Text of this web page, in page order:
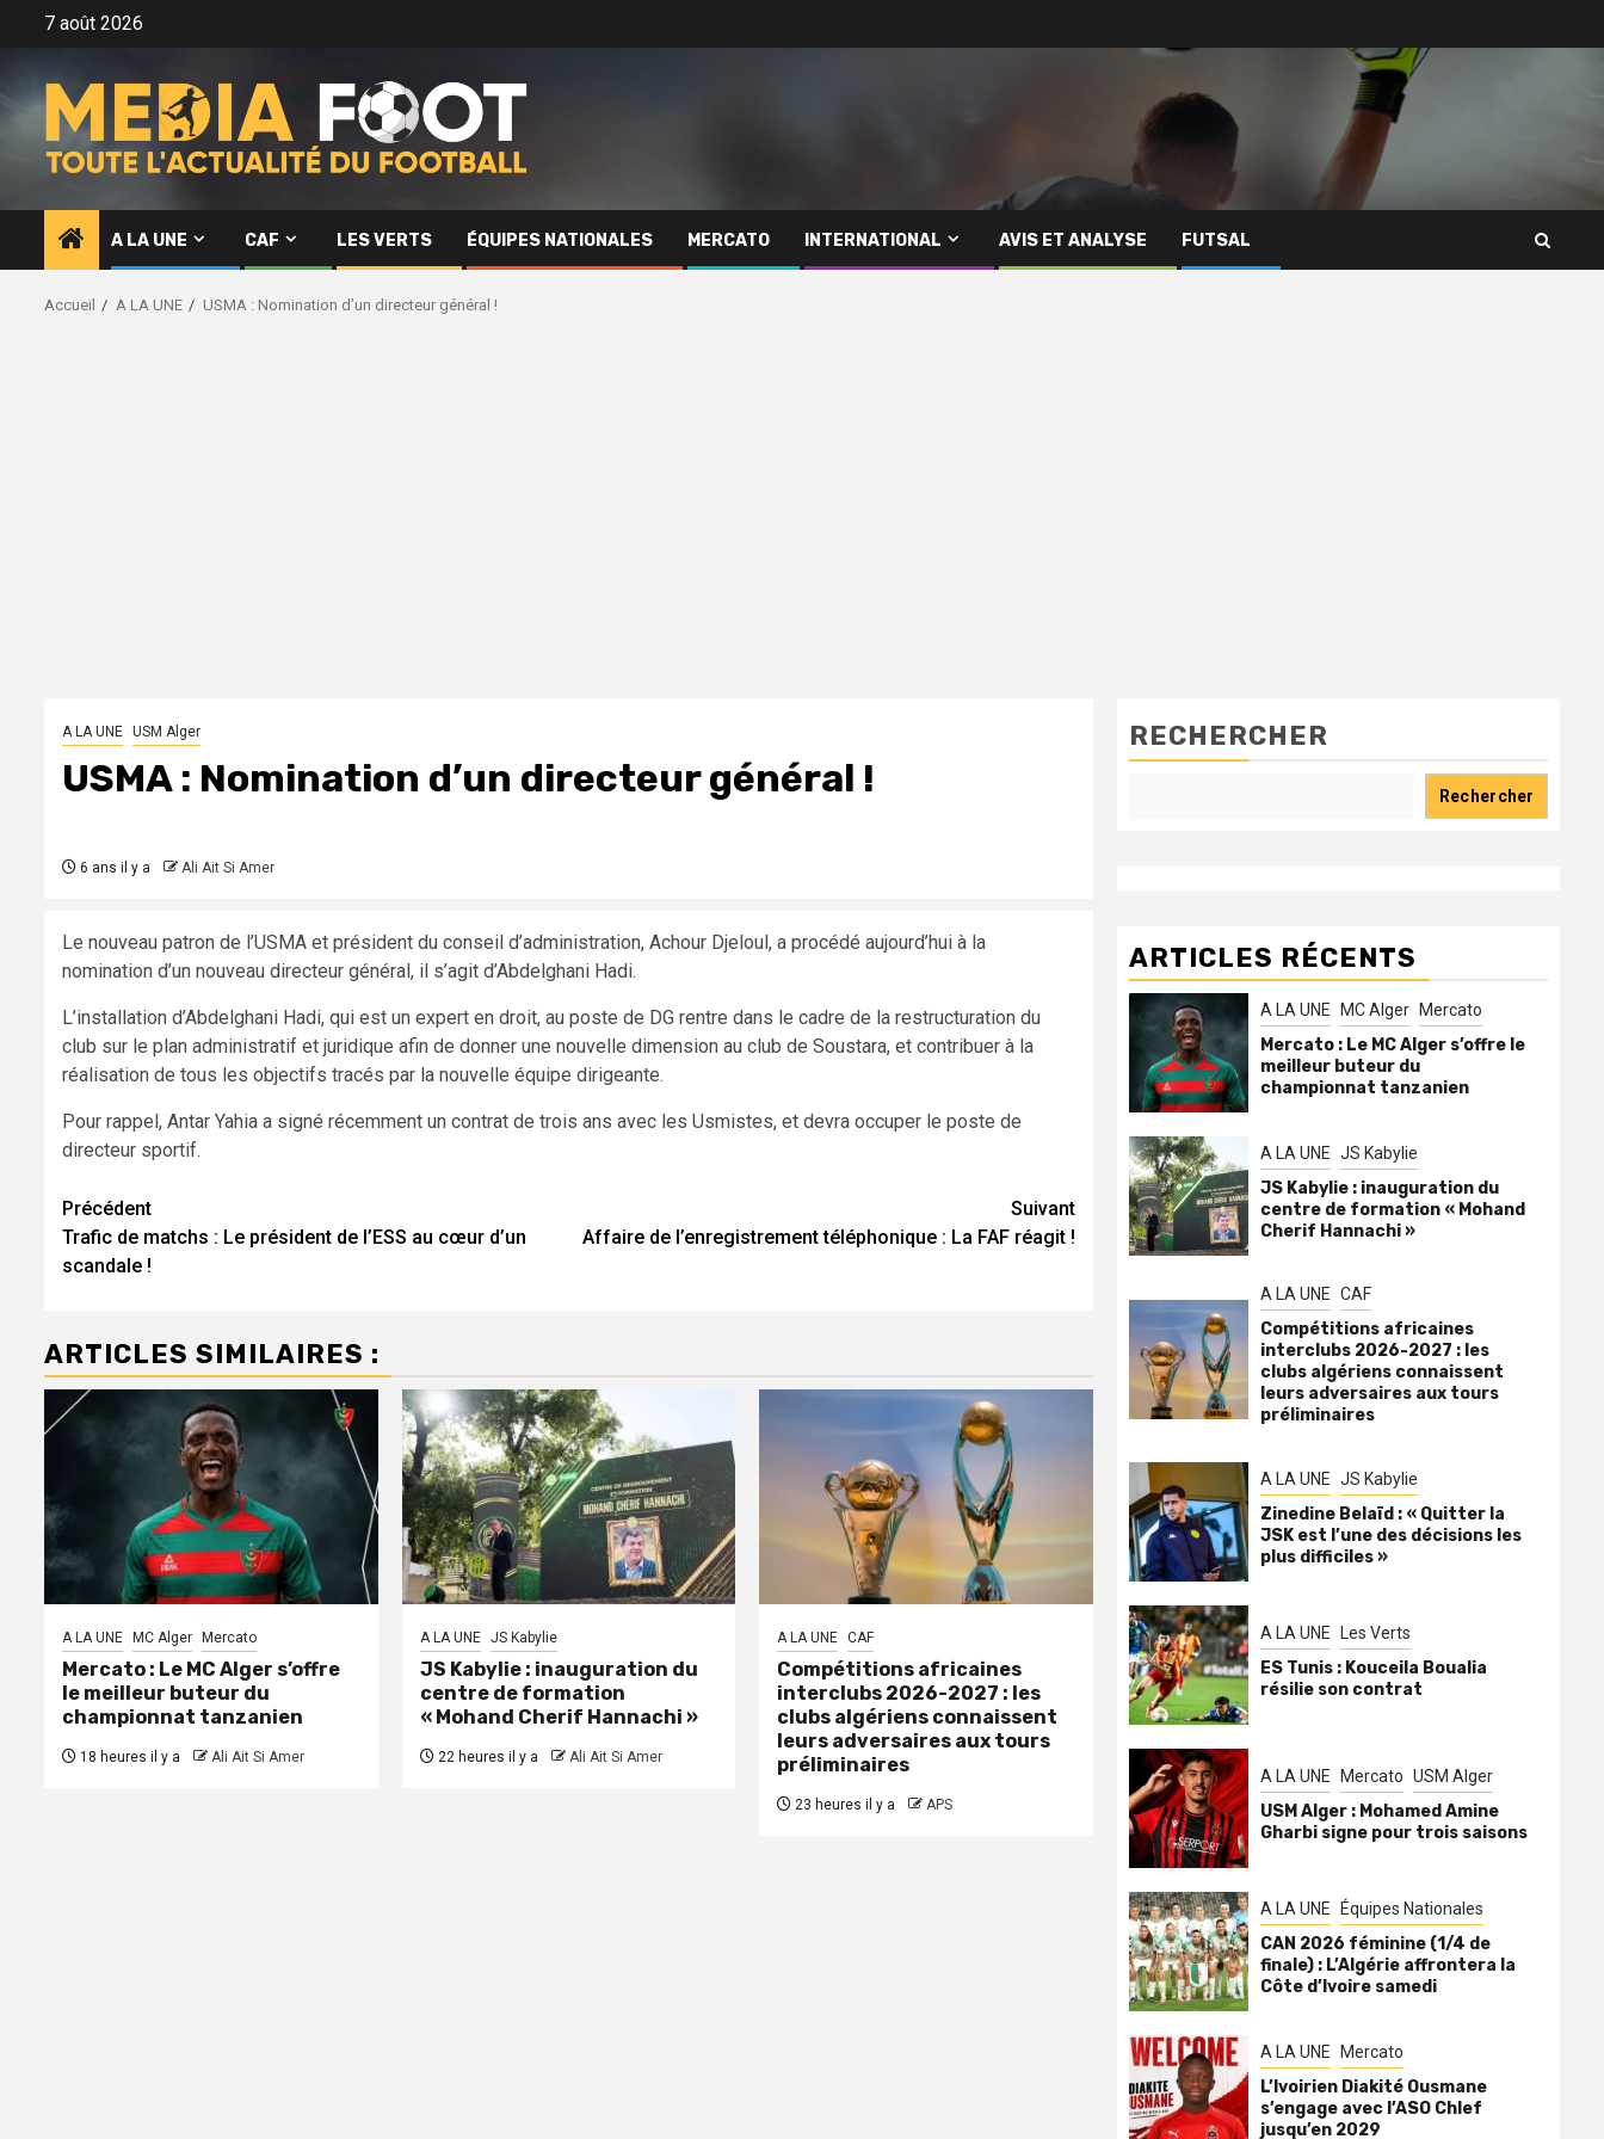
7 août 2026
A LA UNE CAF LES VERTS ÉQUIPES NATIONALES MERCATO INTERNATIONAL AVIS ET ANALYSE FUTSAL
Accueil A LA UNE USMA : Nomination d’un directeur général !
A LA UNE USM Alger
USMA : Nomination d’un directeur général !
6 ans il y a Ali Ait Si Amer
Le nouveau patron de l’USMA et président du conseil d’administration, Achour Djeloul, a procédé aujourd’hui à la
nomination d’un nouveau directeur général, il s’agit d’Abdelghani Hadi.
L’installation d’Abdelghani Hadi, qui est un expert en droit, au poste de DG rentre dans le cadre de la restructuration du
club sur le plan administratif et juridique afin de donner une nouvelle dimension au club de Soustara, et contribuer à la
réalisation de tous les objectifs tracés par la nouvelle équipe dirigeante.
Pour rappel, Antar Yahia a signé récemment un contrat de trois ans avec les Usmistes, et devra occuper le poste de
directeur sportif.
Navigation
d’article
Précédent
Trafic de matchs : Le président de l’ESS au cœur d’un
scandale !
Suivant
Affaire de l’enregistrement téléphonique : La FAF réagit !
ARTICLES SIMILAIRES :
A LA UNE MC Alger Mercato
Mercato : Le MC Alger s’offre
le meilleur buteur du
championnat tanzanien
18 heures il y a Ali Ait Si Amer
A LA UNE JS Kabylie
JS Kabylie : inauguration du
centre de formation
« Mohand Cherif Hannachi »
22 heures il y a Ali Ait Si Amer
A LA UNE CAF
Compétitions africaines
interclubs 2026-2027 : les
clubs algériens connaissent
leurs adversaires aux tours
préliminaires
23 heures il y a APS
RECHERCHER
Rechercher
ARTICLES RÉCENTS
A LA UNE MC Alger Mercato
Mercato : Le MC Alger s’offre le
meilleur buteur du
championnat tanzanien
A LA UNE JS Kabylie
JS Kabylie : inauguration du
centre de formation « Mohand
Cherif Hannachi »
A LA UNE CAF
Compétitions africaines
interclubs 2026-2027 : les
clubs algériens connaissent
leurs adversaires aux tours
préliminaires
A LA UNE JS Kabylie
Zinedine Belaïd : « Quitter la
JSK est l’une des décisions les
plus difficiles »
A LA UNE Les Verts
ES Tunis : Kouceila Boualia
résilie son contrat
A LA UNE Mercato USM Alger
USM Alger : Mohamed Amine
Gharbi signe pour trois saisons
A LA UNE Équipes Nationales
CAN 2026 féminine (1/4 de
finale) : L’Algérie affrontera la
Côte d’Ivoire samedi
A LA UNE Mercato
L’Ivoirien Diakité Ousmane
s’engage avec l’ASO Chlef
jusqu’en 2029